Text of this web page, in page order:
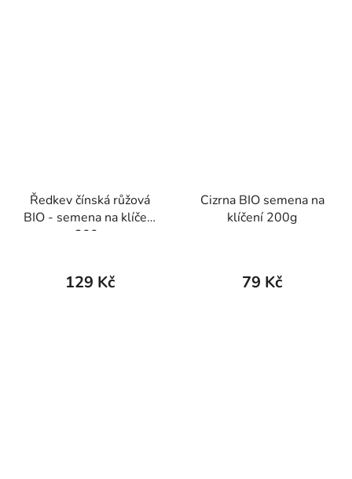
Ředkev čínská růžová
BIO - semena na klíčení
200g
129 Kč
Cizrna BIO semena na
klíčení 200g
79 Kč